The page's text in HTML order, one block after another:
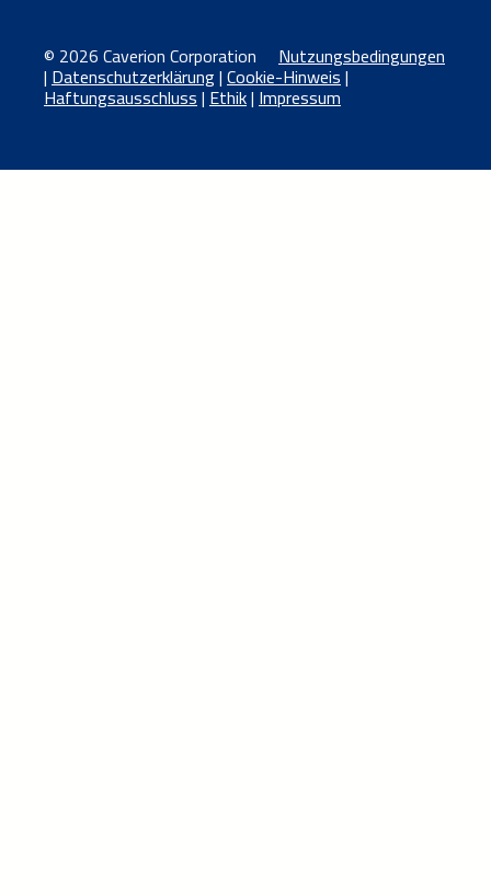
© 2026 Caverion Corporation Nutzungsbedingungen
|Datenschutzerklärung|Cookie-Hinweis|
Haftungsausschluss|Ethik|Impressum